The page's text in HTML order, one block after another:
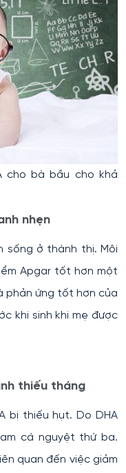
cho bà bầu cho khả
nhẹn
sống ở thành thị. Môi
Apgar tốt hơn một
phản ứng tốt hơn của
khi sinh khi mẹ được
thiếu tháng
bị thiếu hụt. Do DHA
cá nguyệt thứ ba.
quan đến việc giảm